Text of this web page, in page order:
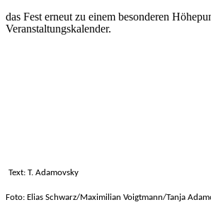
das Fest erneut zu einem besonderen
Veranstaltungskalender.
Text: T. Adamovsky
Foto: Elias Schwarz/Maximilian Voigtmann/Tanja